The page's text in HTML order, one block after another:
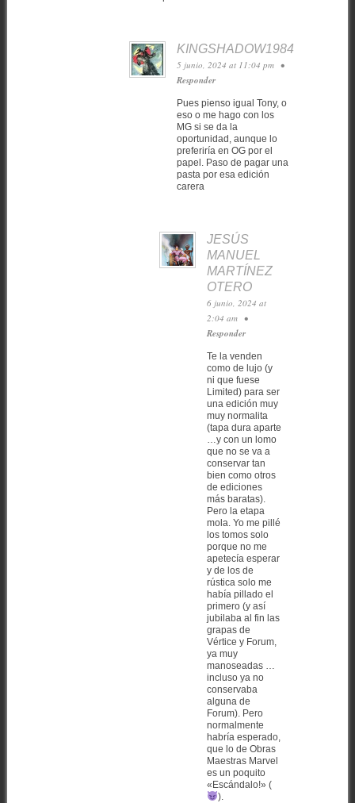
KINGSHADOW1984
5 junio, 2024 at 11:04 pm •
Responder
Pues pienso igual Tony, o
eso o me hago con los
MG si se da la
oportunidad, aunque lo
preferiría en OG por el
papel. Paso de pagar una
pasta por esa edición
carera
JESÚS
MANUEL
MARTÍNEZ
OTERO
6 junio, 2024 at
2:04 am •
Responder
Te la venden
como de lujo (y
ni que fuese
Limited) para ser
una edición muy
muy normalita
(tapa dura aparte
…y con un lomo
que no se va a
conservar tan
bien como otros
de ediciones
más baratas).
Pero la etapa
mola. Yo me pillé
los tomos solo
porque no me
apetecía esperar
y de los de
rústica solo me
había pillado el
primero (y así
jubilaba al fin las
grapas de
Vértice y Forum,
ya muy
manoseadas …
incluso ya no
conservaba
alguna de
Forum). Pero
normalmente
habría esperado,
que lo de Obras
Maestras Marvel
es un poquito
«Escándalo!» (
).